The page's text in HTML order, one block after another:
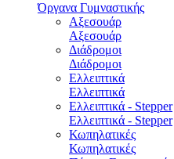
Όργανα Γυμναστικής
Αξεσουάρ
Αξεσουάρ
Διάδρομοι
Διάδρομοι
Ελλειπτικά
Ελλειπτικά
Ελλειπτικά - Stepper
Ελλειπτικά - Stepper
Κωπηλατικές
Κωπηλατικές